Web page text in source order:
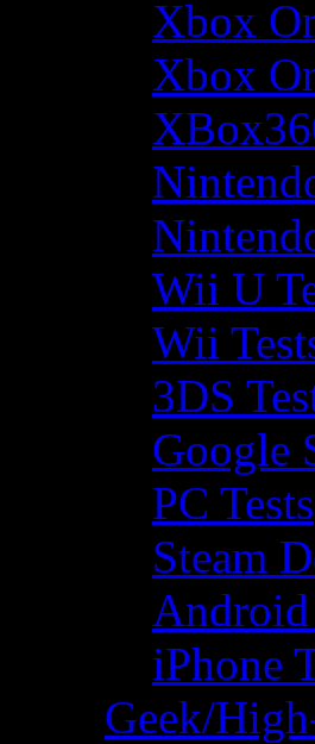
Xbox
Xbox
Wii U
Wii
3DS
Google
PC Tests
Steam
Android
iPhone
Geek/